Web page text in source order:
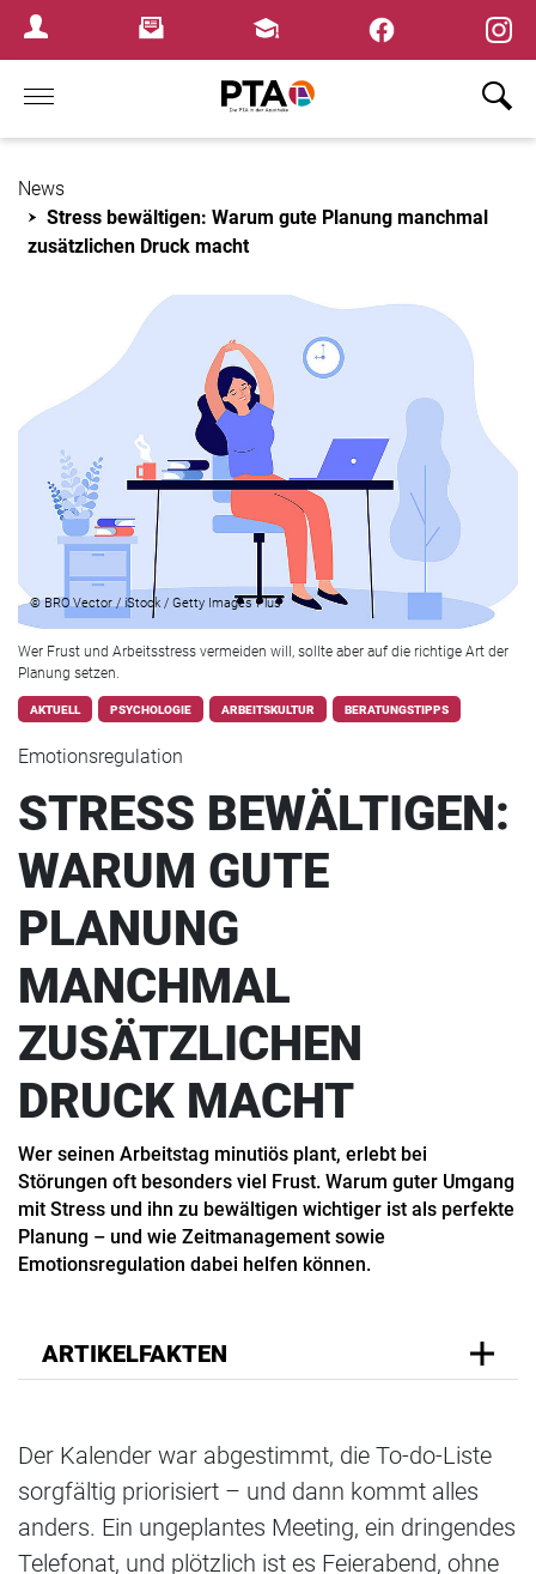
Login MenuNewsletterFortbildungen
Home
News
Stress bewältigen: Warum gute Planung manchmal
zusätzlichen Druck macht
© BRO Vector / iStock / Getty Images Plus
Wer Frust und Arbeitsstress vermeiden will, sollte aber auf die richtige Art der
Planung setzen.
AKTUELL PSYCHOLOGIE ARBEITSKULTUR BERATUNGSTIPPS
Emotionsregulation
STRESS BEWÄLTIGEN:
WARUM GUTE
PLANUNG
MANCHMAL
ZUSÄTZLICHEN
DRUCK MACHT
Wer seinen Arbeitstag minutiös plant, erlebt bei
Störungen oft besonders viel Frust. Warum guter Umgang
mit Stress und ihn zu bewältigen wichtiger ist als perfekte
Planung – und wie Zeitmanagement sowie
Emotionsregulation dabei helfen können.
ARTIKELFAKTEN
Der Kalender war abgestimmt, die To-do-Liste
sorgfältig priorisiert – und dann kommt alles
anders. Ein ungeplantes Meeting, ein dringendes
Telefonat, und plötzlich ist es Feierabend, ohne
×